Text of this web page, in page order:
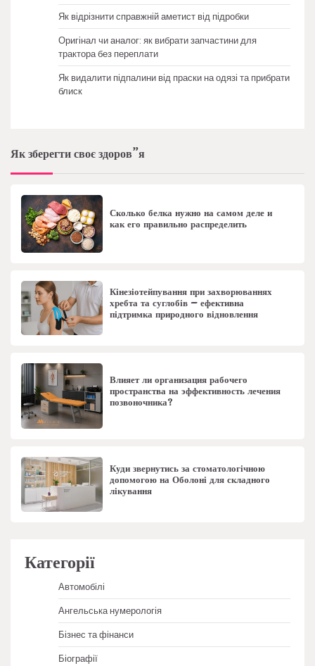
Як відрізнити справжній аметист від підробки
Оригінал чи аналог: як вибрати запчастини для
трактора без переплати
Як видалити підпалини від праски на одязі та прибрати
блиск
Як зберегти своє здоров”я
Сколько белка нужно на самом деле и
как его правильно распределить
Кінезіотейпування при захворюваннях
хребта та суглобів – ефективна
підтримка природного відновлення
Влияет ли организация рабочего
пространства на эффективность лечения
позвоночника?
Куди звернутись за стоматологічною
допомогою на Оболоні для складного
лікування
Категорії
Автомобілі
Ангельська нумерологія
Бізнес та фінанси
Біографії